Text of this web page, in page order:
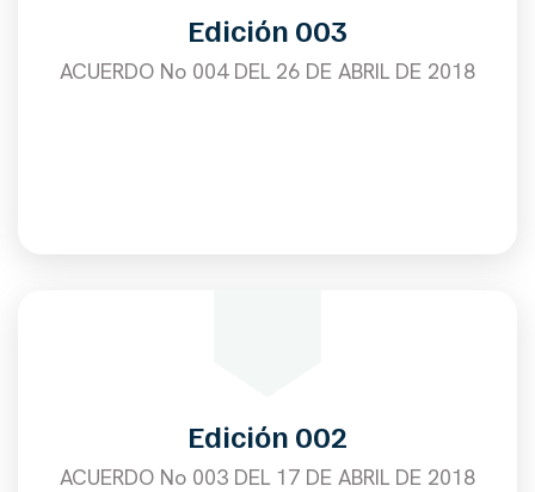
Edición 003
ACUERDO No 004 DEL 26 DE ABRIL DE 2018
Edición 002
ACUERDO No 003 DEL 17 DE ABRIL DE 2018